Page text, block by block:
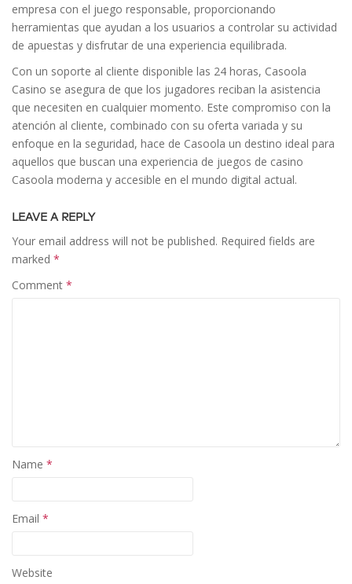
empresa con el juego responsable, proporcionando
herramientas que ayudan a los usuarios a controlar su actividad
de apuestas y disfrutar de una experiencia equilibrada.
Con un soporte al cliente disponible las 24 horas, Casoola
Casino se asegura de que los jugadores reciban la asistencia
que necesiten en cualquier momento. Este compromiso con la
atención al cliente, combinado con su oferta variada y su
enfoque en la seguridad, hace de Casoola un destino ideal para
aquellos que buscan una experiencia de juegos de casino
Casoola moderna y accesible en el mundo digital actual.
LEAVE A REPLY
Your email address will not be published. Required fields are
marked *
Comment *
Name *
Email *
Website